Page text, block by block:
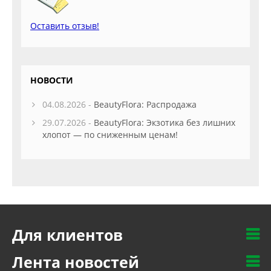
Оставить отзыв!
НОВОСТИ
04.08.2026 - BeautyFlora: Распродажа
29.07.2026 - BeautyFlora: Экзотика без лишних
хлопот — по сниженным ценам!
Для клиентов
Лента новостей